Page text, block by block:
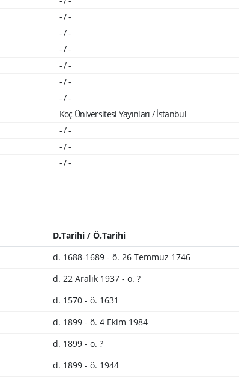
- / -
- / -
- / -
- / -
- / -
- / -
Koç Üniversitesi Yayınları / İstanbul
- / -
- / -
- / -
D.Tarihi / Ö.Tarihi
d. 1688-1689 - ö. 26 Temmuz 1746
d. 22 Aralık 1937 - ö. ?
d. 1570 - ö. 1631
d. 1899 - ö. 4 Ekim 1984
d. 1899 - ö. ?
d. 1899 - ö. 1944